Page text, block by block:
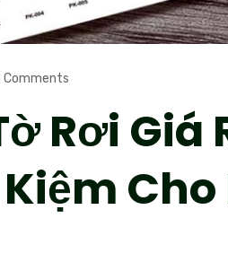
Comments
Rơi Giá